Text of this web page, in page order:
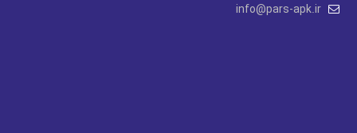
info@pars-apk.ir